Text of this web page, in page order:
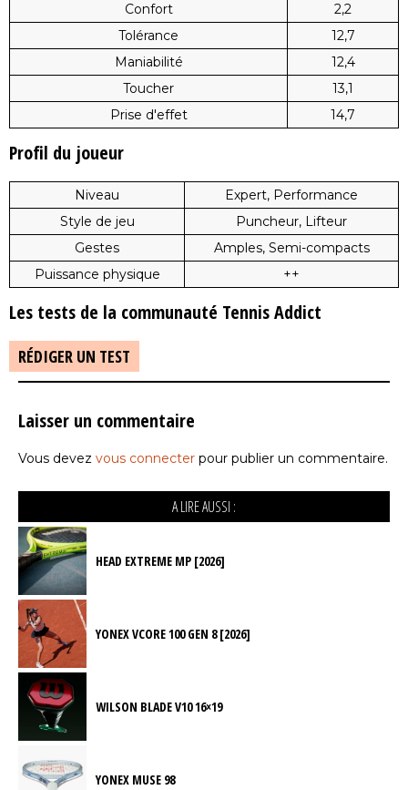
Confort
2,2
Tolérance
12,7
Maniabilité
12,4
Toucher
13,1
Prise d'effet
14,7
Profil du joueur
Niveau
Expert, Performance
Style de jeu
Puncheur, Lifteur
Gestes
Amples, Semi-compacts
Puissance physique
++
Les tests de la communauté Tennis Addict
RÉDIGER UN TEST
Laisser un commentaire
Vous devez vous connecter pour publier un commentaire.
A LIRE AUSSI :
HEAD EXTREME MP [2026]
YONEX VCORE 100 GEN 8 [2026]
WILSON BLADE V10 16×19
YONEX MUSE 98